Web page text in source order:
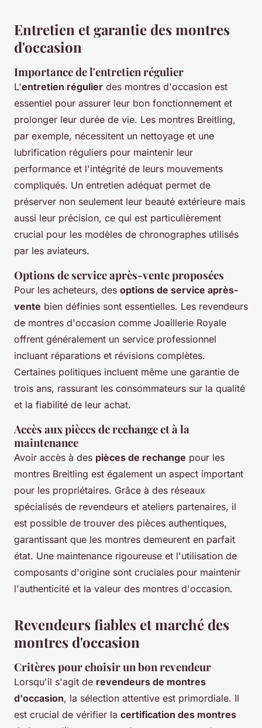
Entretien et garantie des montres
d'occasion
Importance de l'entretien régulier
L'entretien régulier des montres d'occasion est
essentiel pour assurer leur bon fonctionnement et
prolonger leur durée de vie. Les montres Breitling,
par exemple, nécessitent un nettoyage et une
lubrification réguliers pour maintenir leur
performance et l'intégrité de leurs mouvements
compliqués. Un entretien adéquat permet de
préserver non seulement leur beauté extérieure mais
aussi leur précision, ce qui est particulièrement
crucial pour les modèles de chronographes utilisés
par les aviateurs.
Options de service après-vente proposées
Pour les acheteurs, des options de service après-
vente bien définies sont essentielles. Les revendeurs
de montres d'occasion comme Joaillerie Royale
offrent généralement un service professionnel
incluant réparations et révisions complètes.
Certaines politiques incluent même une garantie de
trois ans, rassurant les consommateurs sur la qualité
et la fiabilité de leur achat.
Accès aux pièces de rechange et à la
maintenance
Avoir accès à des pièces de rechange pour les
montres Breitling est également un aspect important
pour les propriétaires. Grâce à des réseaux
spécialisés de revendeurs et ateliers partenaires, il
est possible de trouver des pièces authentiques,
garantissant que les montres demeurent en parfait
état. Une maintenance rigoureuse et l'utilisation de
composants d'origine sont cruciales pour maintenir
l'authenticité et la valeur des montres d'occasion.
Revendeurs fiables et marché des
montres d'occasion
Critères pour choisir un bon revendeur
Lorsqu'il s'agit de revendeurs de montres
d'occasion, la sélection attentive est primordiale. Il
est crucial de vérifier la certification des montres